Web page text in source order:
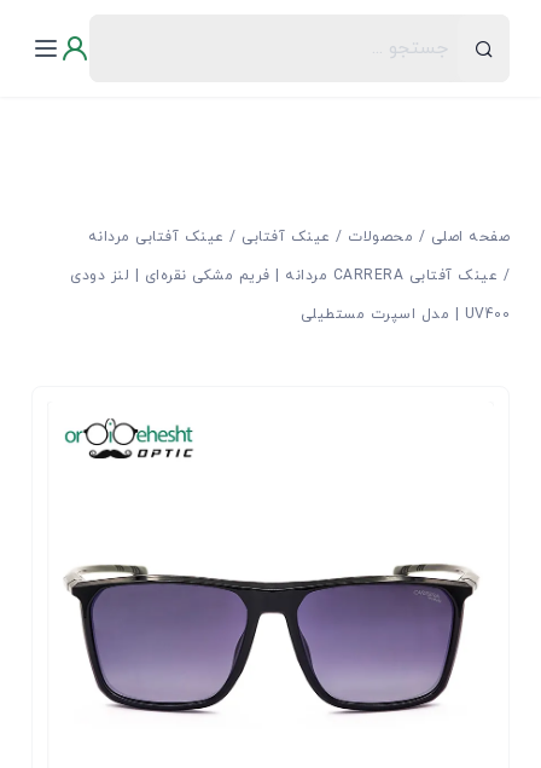
صفحه اصلی محصولات عینک آفتابی
عینک آفتابی مردانه
عینک آفتابی CARRERA مردانه | فریم مشکی‌ نقره‌ای | لنز دودی
UV400 | مدل اسپرت مستطیلی